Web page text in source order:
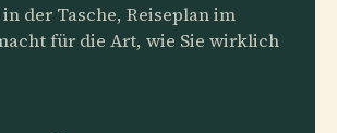
der Tasche, Reiseplan im
für die Art, wie Sie wirklich